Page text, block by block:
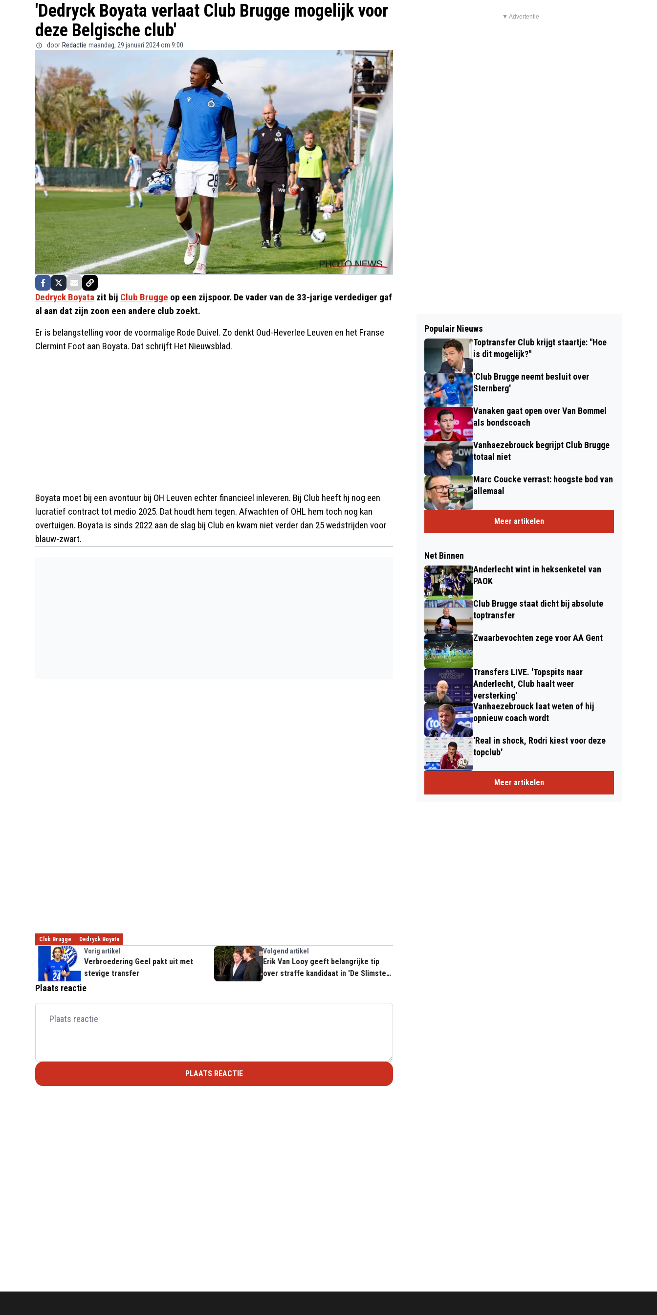
'Dedryck Boyata verlaat Club Brugge mogelijk voor
deze Belgische club'
door Redactie maandag, 29 januari 2024 om 9:00
Dedryck Boyata zit bij Club Brugge op een zijspoor. De vader van de 33-jarige verdediger gaf
al aan dat zijn zoon een andere club zoekt.
Er is belangstelling voor de voormalige Rode Duivel. Zo denkt Oud-Heverlee Leuven en het Franse
Clermint Foot aan Boyata. Dat schrijft Het Nieuwsblad.
Boyata moet bij een avontuur bij OH Leuven echter financieel inleveren. Bij Club heeft hj nog een
lucratief contract tot medio 2025. Dat houdt hem tegen. Afwachten of OHL hem toch nog kan
overtuigen. Boyata is sinds 2022 aan de slag bij Club en kwam niet verder dan 25 wedstrijden voor
blauw-zwart.
Club Brugge Dedryck Boyata
Vorig artikel
Verbroedering Geel pakt uit met
stevige transfer
Volgend artikel
Erik Van Looy geeft belangrijke tip
over straffe kandidaat in 'De Slimste
Plaats reactie
PLAATS REACTIE
▼ Advertentie
Populair Nieuws
Toptransfer Club krijgt staartje: "Hoe
is dit mogelijk?"
'Club Brugge neemt besluit over
Sternberg'
Vanaken gaat open over Van Bommel
als bondscoach
Vanhaezebrouck begrijpt Club Brugge
totaal niet
Marc Coucke verrast: hoogste bod van
allemaal
Meer artikelen
Net Binnen
Anderlecht wint in heksenketel van
PAOK
Club Brugge staat dicht bij absolute
toptransfer
Zwaarbevochten zege voor AA Gent
Transfers LIVE. 'Topspits naar
Anderlecht, Club haalt weer
versterking'
Vanhaezebrouck laat weten of hij
opnieuw coach wordt
'Real in shock, Rodri kiest voor deze
topclub'
Meer artikelen